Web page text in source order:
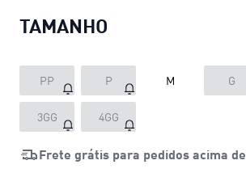
TAMANHO
PP P M G
3GG 4GG
Frete grátis para pedidos acima de